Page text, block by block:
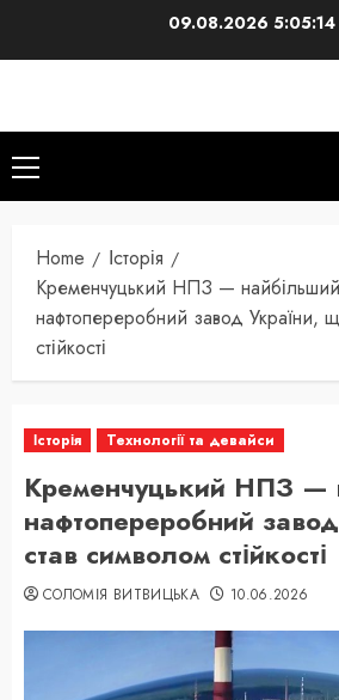
09.08.2026 5:05:15
Primary
Menu
Home
Історія
Кременчуцький НПЗ — найбільший
нафтопереробний завод України,
стійкості
Історія Технології та девайси
Кременчуцький НПЗ —
нафтопереробний
став символом стійкості
СОЛОМІЯ ВИТВИЦЬКА 10.06.2026